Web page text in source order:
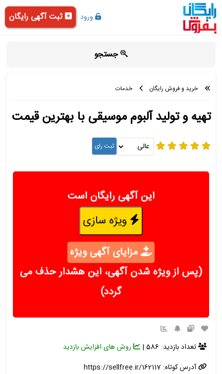
ورود ثبت آگهی رایگان
جستجو
خرید و فروش رایگان خدمات
تهیه و تولید آلبوم موسیقی با بهترین قیمت
این آگهی رایگان است
ویژه سازی
مزایای آگهی ویژه
(پس از ویژه شدن آگهی، این هشدار حذف می
گردد)
تعداد بازدید: 586 |
روش های افزایش بازدید
آدرس کوتاه: https://sellfree.ir/162117